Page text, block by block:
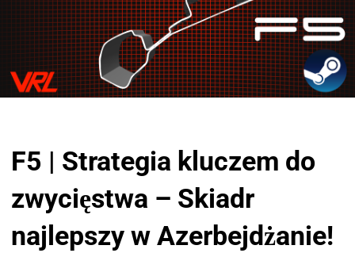
F5 | Strategia kluczem do
zwycięstwa – Skiadr
najlepszy w Azerbejdżanie!